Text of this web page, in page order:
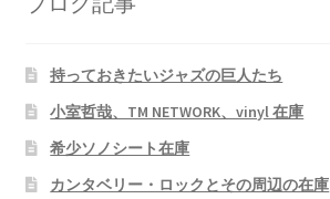
持っておきたいジャズの巨人たち
小室哲哉、TM NETWORK、vinyl 在庫
希少ソノシート在庫
カンタベリー・ロックとその周辺の在庫